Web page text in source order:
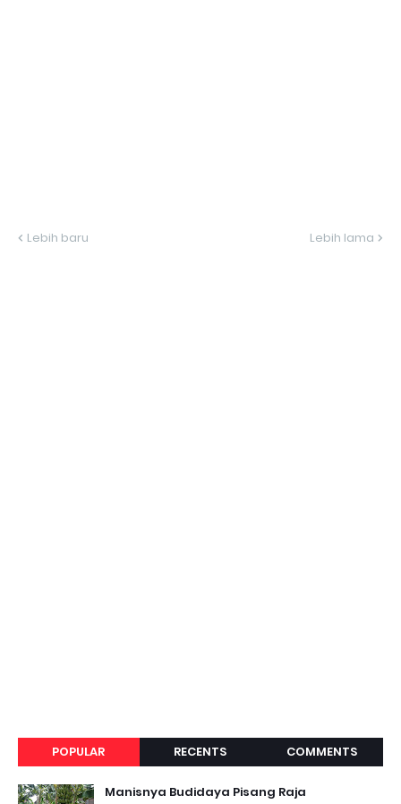
Lebih baru Lebih lama
POPULAR RECENTS COMMENTS
Manisnya Budidaya Pisang Raja